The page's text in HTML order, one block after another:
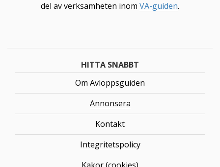
del av verksamheten inom VA-guiden.
HITTA SNABBT
Om Avloppsguiden
Annonsera
Kontakt
Integritetspolicy